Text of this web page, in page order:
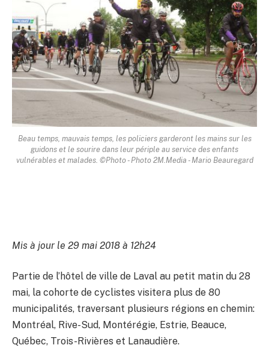
Beau temps, mauvais temps, les policiers garderont les mains sur les
guidons et le sourire dans leur périple au service des enfants
vulnérables et malades. ©Photo - Photo 2M.Media - Mario Beauregard
Mis à jour le 29 mai 2018 à 12h24
Partie de l’hôtel de ville de Laval au petit matin du 28
mai, la cohorte de cyclistes visitera plus de 80
municipalités, traversant plusieurs régions en chemin:
Montréal, Rive-Sud, Montérégie, Estrie, Beauce,
Québec, Trois-Rivières et Lanaudière.